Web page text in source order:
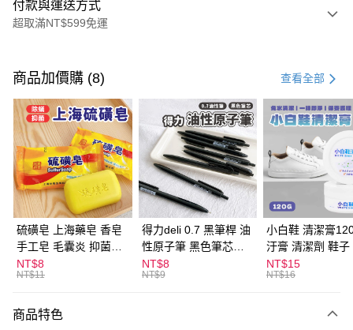
付款與運送方式
超取滿NT$599免運
信用卡一次付款
超商取貨付款
LINE Pay
Apple Pay
街口支付
悠遊付
ATM付款
全家取貨付款
商品加價購 (8) 查看全部
硫磺皂 上海藥皂 香皂
手工皂 毛囊炎 抑菌除
蟎 清潔護膚 去油去痘
寵物皮膚病 狗狗貓咪
NT$8
NT$11
得力deli 0.7 黑筆桿 油
性原子筆 黑色筆芯
S304
NT$8
NT$9
小白鞋 清潔膏
汙膏 清潔劑 鞋子
漬 白皮鞋 鞋油
NT$15
NT$16
商品特色